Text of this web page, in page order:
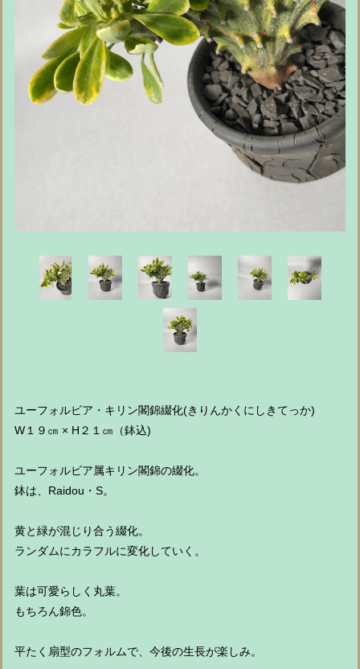
ユーフォルビア・キリン閣錦綴化(きりんかくにしきてっか)
W１９㎝ × H２１㎝（鉢込)
ユーフォルビア属キリン閣錦の綴化。
鉢は、Raidou・S。
黄と緑が混じり合う綴化。
ランダムにカラフルに変化していく。
葉は可愛らしく丸葉。
もちろん錦色。
平たく扇型のフォルムで、今後の生長が楽しみ。